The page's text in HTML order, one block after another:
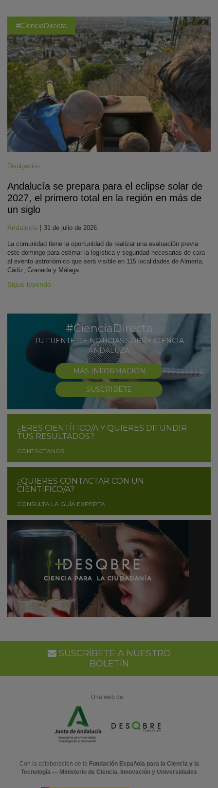
#CienciaDirecta
Divulgación
Andalucía se prepara para el eclipse solar de
2027, el primero total en la región en más de
un siglo
Andalucía | 31 de julio de 2026
La comunidad tiene la oportunidad de realizar una evaluación previa
este domingo para estimar la logística y seguridad necesarias de cara
al evento astronómico que será visible en 115 localidades de Almería,
Cádiz, Granada y Málaga.
Sigue leyendo
#CienciaDirecta
TU FUENTE DE NOTICIAS SOBRE CIENCIA
ANDALUZA
MÁS INFORMACIÓN
SUSCRÍBETE
¿ERES CIENTÍFICO/A Y QUIERES DIFUNDIR
TUS RESULTADOS?
CONTÁCTANOS
¿QUIERES CONTACTAR CON UN
CIENTÍFICO/A?
CONSULTA LA GUÍA EXPERTA
SUSCRÍBETE A NUESTRO
BOLETÍN
Una web de:
Con la colaboración de la Fundación Española para la Ciencia y la
Tecnología — Ministerio de Ciencia, Innovación y Universidades